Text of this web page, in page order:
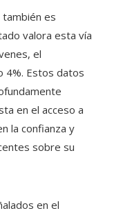
también es
valora esta vía
el
4%. Estos datos
en el acceso a
la confianza y
sobre su
en el